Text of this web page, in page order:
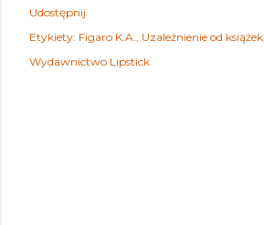
Udostępnij
Etykiety: Figaro K.A. Uzależnienie od książek
Wydawnictwo Lipstick